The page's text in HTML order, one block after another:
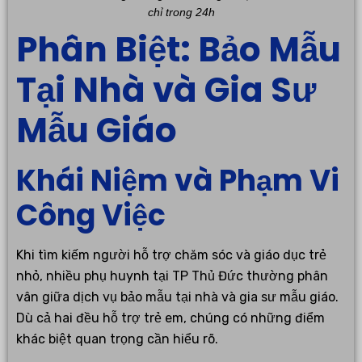
chỉ trong 24h
Phân Biệt: Bảo Mẫu
Tại Nhà và Gia Sư
Mẫu Giáo
Khái Niệm và Phạm Vi
Công Việc
Khi tìm kiếm người hỗ trợ chăm sóc và giáo dục trẻ
nhỏ, nhiều phụ huynh tại TP Thủ Đức thường phân
vân giữa dịch vụ bảo mẫu tại nhà và gia sư mẫu giáo.
Dù cả hai đều hỗ trợ trẻ em, chúng có những điểm
khác biệt quan trọng cần hiểu rõ.